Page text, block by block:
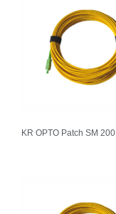
KR OPTO Patch SM 200